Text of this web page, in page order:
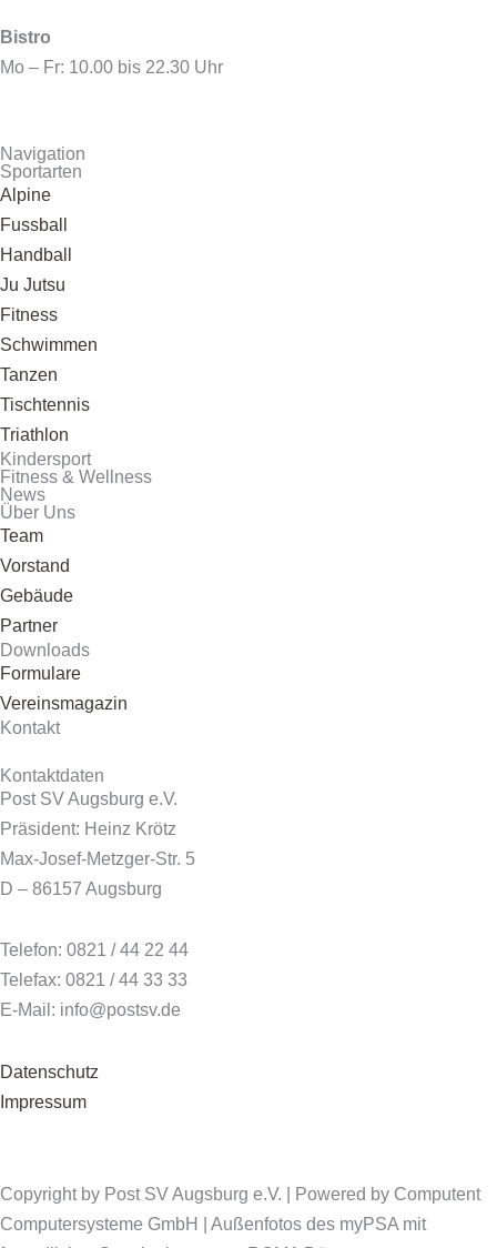
Bistro
Mo – Fr: 10.00 bis 22.30 Uhr
Navigation
Sportarten
Alpine
Fussball
Handball
Ju Jutsu
Fitness
Schwimmen
Tanzen
Tischtennis
Triathlon
Kindersport
Fitness & Wellness
News
Über Uns
Team
Vorstand
Gebäude
Partner
Downloads
Formulare
Vereinsmagazin
Kontakt
Kontaktdaten
Post SV Augsburg e.V.
Präsident: Heinz Krötz
Max-Josef-Metzger-Str. 5
D – 86157 Augsburg
Telefon: 0821 / 44 22 44
Telefax: 0821 / 44 33 33
E-Mail: info@postsv.de
Datenschutz
Impressum
Copyright by Post SV Augsburg e.V. | Powered by Computent
Computersysteme GmbH | Außenfotos des myPSA mit